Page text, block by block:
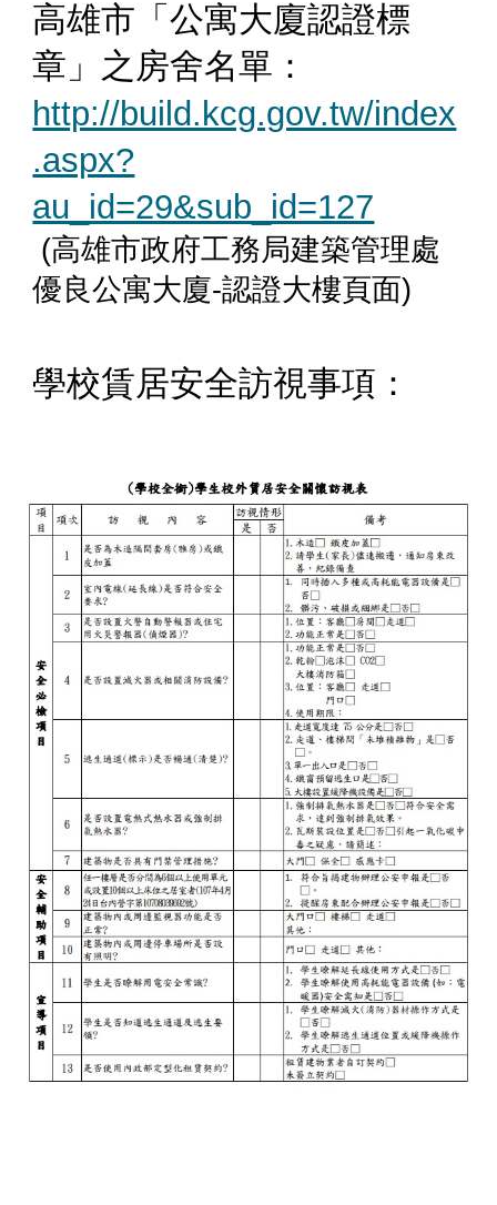
高雄市「公寓大廈認證標
章」之房舍名單：
http://build.kcg.gov.tw/index
.aspx?
au_id=29&sub_id=127
(高雄市政府工務局建築管理處
優良公寓大廈-認證大樓頁面)
學校賃居安全訪視事項 ：